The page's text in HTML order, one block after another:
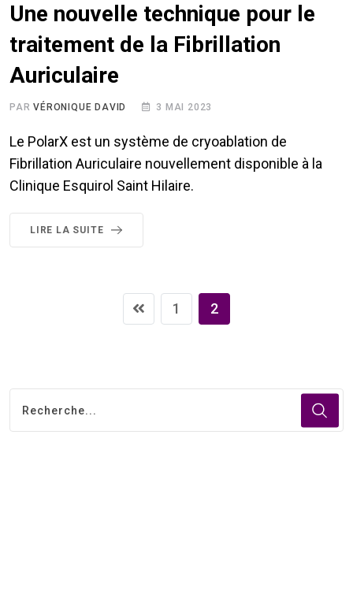
Une nouvelle technique pour le
traitement de la Fibrillation
Auriculaire
PARVÉRONIQUE DAVID 3 MAI 2023
Le PolarX est un système de cryoablation de
Fibrillation Auriculaire nouvellement disponible à la
Clinique Esquirol Saint Hilaire.
LIRE LA SUITE
1 2